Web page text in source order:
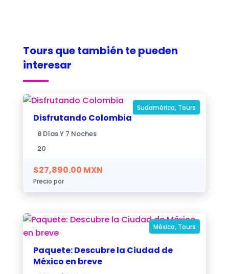
Tours que también te pueden
interesar
Sudamérica, Tours
Disfrutando Colombia
8 Días Y 7 Noches
20
Precio por
$27,890.00 MXN
México, Tours
Paquete: Descubre la Ciudad de
México en breve